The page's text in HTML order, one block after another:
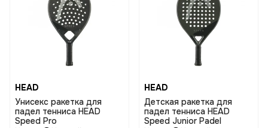
HEAD
Унисекс ракетка для
падел тенниса HEAD
Speed Pro
HEAD
Детская ракетка для
падел тенниса HEAD
Speed Junior Padel